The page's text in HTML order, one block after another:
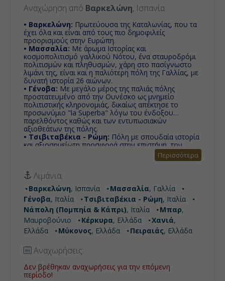
Αναχώρηση από Βαρκελώνη, Ισπανία
• Βαρκελώνη: Πρωτεύουσα της Καταλωνίας, που τα
έχει όλα και είναι από τους πιο δημοφιλείς
προορισμούς στην Ευρώπη.
• Μασσαλία: Με άρωμα Ιστορίας και
κοσμοπολιτισμό γαλλικού Νότου, ένα σταυροδρόμι
πολιτισμών και πληθυσμών, χάρη στο πασίγνωστο
λιμάνι της, είναι και η παλιότερη πόλη της Γαλλίας, με
δυνατή ιστορία 26 αιώνων.
• Γένοβα: Με μεγάλο μέρος της παλιάς πόλης
προστατευμένο από την Ουνέσκο ως μνημείο
πολιτιστικής κληρονομιάς, δικαίως απέκτησε το
προσωνύμιο "la Superba" λόγω του ένδοξου
παρελθόντος καθώς και των εντυπωσιακών
αξιοθεάτων της πόλης.
• Τσιβιταβέκια - Ρώμη: Πόλη με σπουδαία ιστορία
και αξιοσημείωτη προσφορά στην επιστήμη, τον
πολιτισμό και τις τέχνες. Γι' αυτό το λόγο, καθώς και
για τα πολυάριθμα και εξαιρετικής ομορφιάς μνημεία
της, της έχει αποδοθεί η προσωνυμία «η αιώνια
πόλη»
• Νάπολη (Πομπηία & Κάπρι):Οι Ιταλοί λένε
συχνά «Vedi Napoli e poi muori!» 'Τη Νάπολη να δω,
κι ας πεθάνω!,' ενώ ο Γκαίτε έγραψε εγκωμιαστικά
σχόλια για την πόλη που χαρακτήρισε «φυσικό
παράδεισο». Δεν είναι σίγουρα η πιο τουριστική είναι
όμως σίγουρα η πιο αυθεντική!
• Μπαρ:
Η περιοχή προσελκύει πολλούς τουρίστες.
οχυρά, καθώς επίσης και το υδραγωγείο του Μπαρ,
το οποίο κατασκευάστηκε κατά τη διάρκεια του 16ου
& 17ου αιώνα.
• Κέρκυρα:
Ο τόπος που φιλοξένησε τον Οδυσσέα,
Περισσότερα
Λιμάνια:
Βαρκελώνη, Ισπανία Μασσαλία, Γαλλία
Γένοβα, Ιταλία Τσιβιταβέκια - Ρώμη, Ιταλία
Νάπολη (Πομπηία & Κάπρι), Ιταλία Μπαρ,
Μαυροβούνιο
Κέρκυρα, Ελλάδα Χανιά,
Ελλάδα
Μύκονος, Ελλάδα Πειραιάς, Ελλάδα
Αναχωρήσεις:
Δεν βρέθηκαν αναχωρήσεις για την επόμενη
περίοδο!